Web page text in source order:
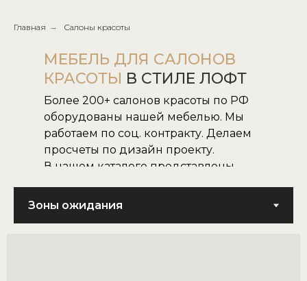
Главная → Салоны красоты
МЕБЕЛЬ ДЛЯ САЛОНОВ
КРАСОТЫ В СТИЛЕ ЛОФТ
Более 200+ салонов красоты по РФ
оборудованы нашей мебелью. Мы
работаем по соц. контракту. Делаем
просчеты по дизайн проекту.
В нашем каталоге представлены